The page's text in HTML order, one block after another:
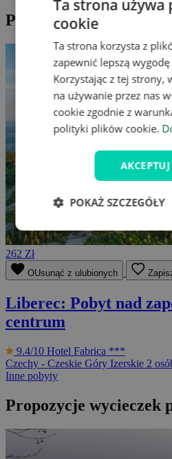
Pobyty w okolicy
262 Zł
OUsunąć z ulubionych
Liberec: Pobyt nad
centrum
9.4/10 Hotel Fabrica ***
Czechy - Czeskie Góry Izerskie 2
Inne pobyty
Propozycje wycieczek
Ta strona używa
cookie
Ta strona korzysta z
zapewnić lepszą
Korzystając z tej strony,
na używanie przez nas
cookie zgodnie z
polityki plików cookie.
POKAŻ SZCZEGÓŁY